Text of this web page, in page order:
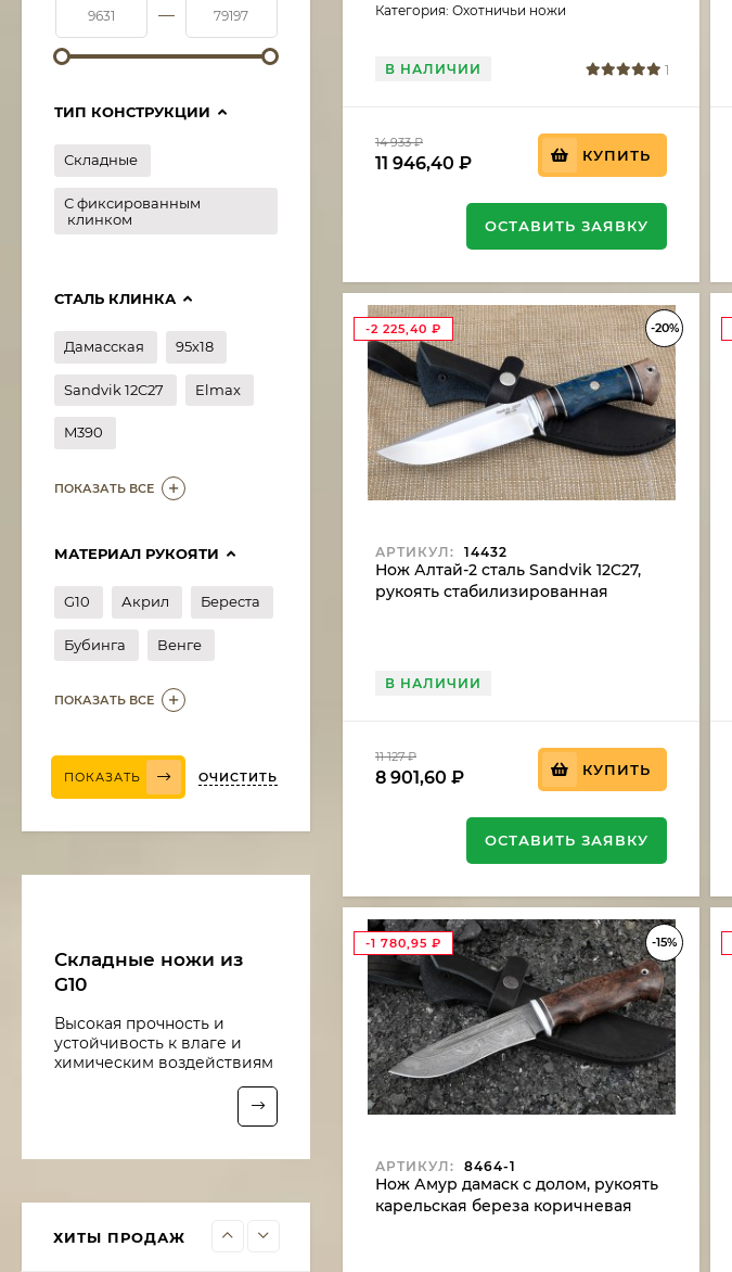
Категория: Охотничьи ножи
В НАЛИЧИИ 1
14 933₽
11 946,40 ₽ КУПИТЬ
ОСТАВИТЬ ЗАЯВКУ
-20%
-2 225,40 ₽
АРТИКУЛ: 14432
Нож Алтай-2 сталь Sandvik 12C27,
рукоять стабилизированная
В НАЛИЧИИ
11 127₽
8 901,60 ₽ КУПИТЬ
ОСТАВИТЬ ЗАЯВКУ
-15%
-1 780,95 ₽
АРТИКУЛ: 8464-1
Нож Амур дамаск с долом, рукоять
карельская береза коричневая
—
ТИП КОНСТРУКЦИИ
Складные
С фиксированным
клинком
СТАЛЬ КЛИНКА
Дамасская 95х18
Sandvik 12C27 Elmax
M390
ПОКАЗАТЬ ВСЕ
МАТЕРИАЛ РУКОЯТИ
G10 Акрил Береста
Бубинга Венге
ПОКАЗАТЬ ВСЕ
ПОКАЗАТЬ ОЧИСТИТЬ
Складные ножи из
G10
Высокая прочность и
устойчивость к влаге и
химическим воздействиям
ХИТЫ ПРОДАЖ
95х18, рукоять
береста
10 016₽
Нож Рыболов-5 сталь
10 922₽